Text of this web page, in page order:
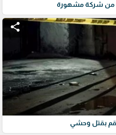
من شركة مشهورة
share
بقتل وحشي